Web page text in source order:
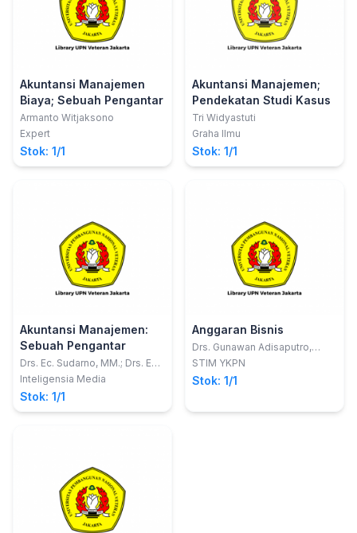
Akuntansi Manajemen
Biaya; Sebuah Pengantar
Armanto Witjaksono
Expert
Stok: 1/1
Akuntansi Manajemen;
Pendekatan Studi Kasus
Tri Widyastuti
Graha Ilmu
Stok: 1/1
Akuntansi Manajemen:
Sebuah Pengantar
Drs. Ec. Sudarno, MM.; Drs. Ec.
H. Ruslan Shomad, MM.; Erwin
Syahputra, SE., MM.
Inteligensia Media
Stok: 1/1
Anggaran Bisnis
Drs. Gunawan Adisaputro,
M.B.A.
STIM YKPN
Stok: 1/1